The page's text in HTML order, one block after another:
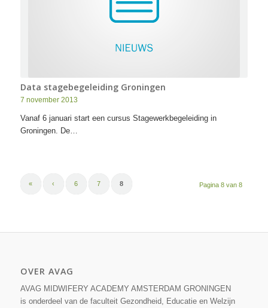
Data stagebegeleiding Groningen
7 november 2013
Vanaf 6 januari start een cursus Stagewerkbegeleiding in
Groningen. De…
Pagina 8 van 8
« ‹ 6 7 8
OVER AVAG
AVAG MIDWIFERY ACADEMY AMSTERDAM GRONINGEN
is onderdeel van de faculteit Gezondheid, Educatie en Welzijn